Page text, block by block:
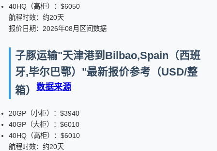
40HQ（高柜）：$6050
航程时效：约20天
报价日期：2026年08月区间数据
子豚运输"天津港到Bilbao,Spain（西班
牙,毕尔巴鄂）"最新报价参考（USD/整
箱）
数据来源
20GP（小柜）：$3940
40GP（大柜）：$6010
40HQ（高柜）：$6010
航程时效：约20天